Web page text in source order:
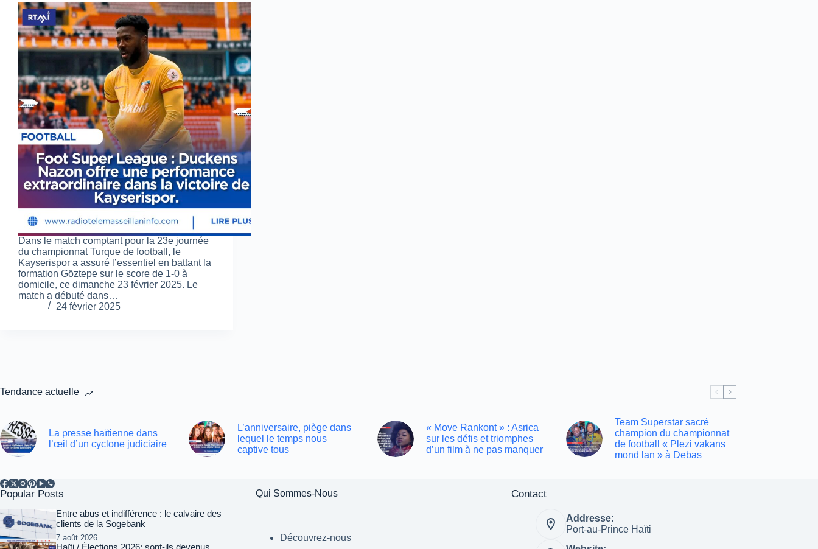
Dans le match comptant pour la 23e journée
du championnat Turque de football, le
Kayserispor a assuré l’essentiel en battant la
formation Göztepe sur le score de 1-0 à
domicile, ce dimanche 23 février 2025. Le
match a débuté dans…
24 février 2025
Tendance actuelle
La presse haïtienne dans
l’œil d’un cyclone judiciaire
L’anniversaire, piège dans
lequel le temps nous
captive tous
« Move Rankont » : Asrica
sur les défis et triomphes
d’un film à ne pas manquer
Team Superstar sacré
champion du championnat
de football « Plezi vakans
mond lan » à Debas
Popular Posts
Entre abus et indifférence : le calvaire des
clients de la Sogebank
7 août 2026
Qui Sommes-Nous
Découvrez-nous
Contact
Addresse:
Port-au-Prince Haïti